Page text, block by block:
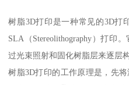
树脂3D打印是一种常见的3D打
SLA（Stereolithography）打印
过光束照射和固化树脂层来逐层
树脂3D打印的工作原理是，先